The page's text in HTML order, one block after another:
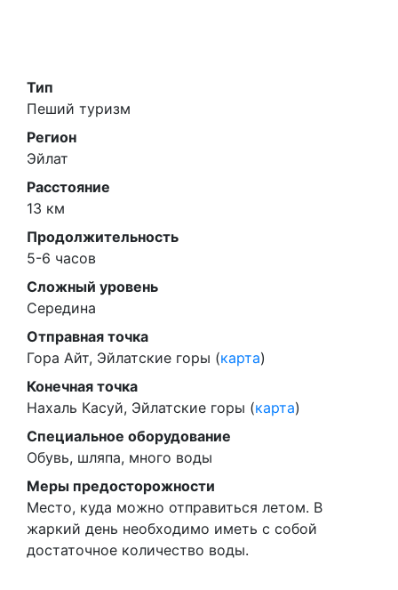
Тип
Пеший туризм
Регион
Эйлат
Расстояние
13 км
Продолжительность
5-6 часов
Сложный уровень
Середина
Отправная точка
Гора Айт, Эйлатские горы (карта)
Конечная точка
Нахаль Касуй, Эйлатские горы (карта)
Специальное оборудование
Обувь, шляпа, много воды
Меры предосторожности
Место, куда можно отправиться летом. В
жаркий день необходимо иметь с собой
достаточное количество воды.